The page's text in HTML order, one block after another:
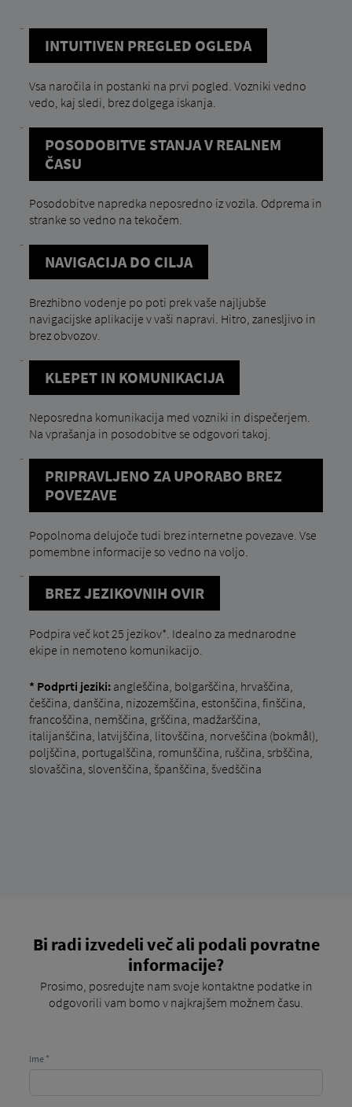
INTUITIVEN PREGLED OGLEDA
Vsa naročila in postanki na prvi pogled. Vozniki vedno
vedo, kaj sledi, brez dolgega iskanja.
POSODOBITVE STANJA V REALNEM
ČASU
Posodobitve napredka neposredno iz vozila. Odprema in
stranke so vedno na tekočem.
NAVIGACIJA DO CILJA
Brezhibno vodenje po poti prek vaše najljubše
navigacijske aplikacije v vaši napravi. Hitro, zanesljivo in
brez obvozov.
KLEPET IN KOMUNIKACIJA
Neposredna komunikacija med vozniki in dispečerjem.
Na vprašanja in posodobitve se odgovori takoj.
PRIPRAVLJENO ZA UPORABO BREZ
POVEZAVE
Popolnoma delujoče tudi brez internetne povezave. Vse
pomembne informacije so vedno na voljo.
BREZ JEZIKOVNIH OVIR
Podpira več kot 25 jezikov*. Idealno za mednarodne
ekipe in nemoteno komunikacijo.
* Podprti jeziki:angleščina, bolgarščina, hrvaščina,
češčina, danščina, nizozemščina, estonščina, finščina,
francoščina, nemščina, grščina, madžarščina,
italijanščina, latvijščina, litovščina, norveščina (bokmål),
poljščina, portugalščina, romunščina, ruščina, srbščina,
slovaščina, slovenščina, španščina, švedščina
Bi radi izvedeli več ali podali povratne
informacije?
Prosimo, posredujte nam svoje kontaktne podatke in
odgovorili vam bomo v najkrajšem možnem času.